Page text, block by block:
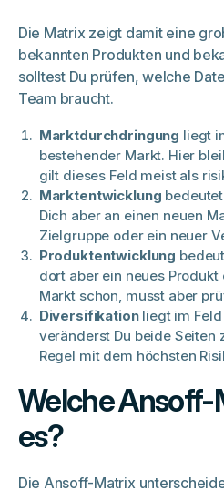
Die Matrix zeigt damit eine
bekannten Produkten und
solltest Du prüfen, welche
Team braucht.
Marktdurchdringung liegt
bestehender Markt. Hier
gilt dieses Feld meist als
Marktentwicklung
Dich aber an einen neuen
Zielgruppe oder ein neuer
Produktentwicklung
dort aber ein neues
Markt schon, musst aber
Diversifikationliegt im Feld
veränderst Du beide Seiten
Regel mit dem höchsten
Welche
es?
Die Ansoff-Matrix